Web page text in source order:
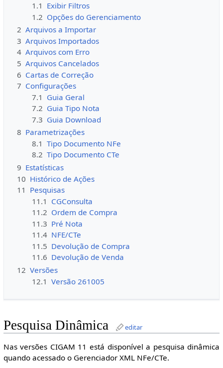
1.1 Exibir Filtros
1.2 Opções do Gerenciamento
2 Arquivos a Importar
3 Arquivos Importados
4 Arquivos com Erro
5 Arquivos Cancelados
6 Cartas de Correção
7 Configurações
7.1 Guia Geral
7.2 Guia Tipo Nota
7.3 Guia Download
8 Parametrizações
8.1 Tipo Documento NFe
8.2 Tipo Documento CTe
9 Estatísticas
10 Histórico de Ações
11 Pesquisas
11.1 CGConsulta
11.2 Ordem de Compra
11.3 Pré Nota
11.4 NFE/CTe
11.5 Devolução de Compra
11.6 Devolução de Venda
12 Versões
12.1 Versão 261005
Pesquisa Dinâmica editar
Nas versões CIGAM 11 está disponível a pesquisa dinâmica
quando acessado o Gerenciador XML NFe/CTe.